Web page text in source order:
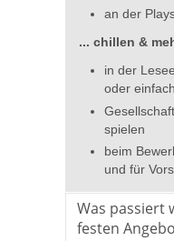
an der
... chillen &
in der
oder
spielen
beim
und für
Was passiert
festen